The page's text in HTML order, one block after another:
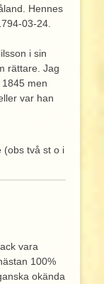
Hennes
03-24.
i sin
rättare. Jag
men
var han
(obs två st o i
vara
100%
okända